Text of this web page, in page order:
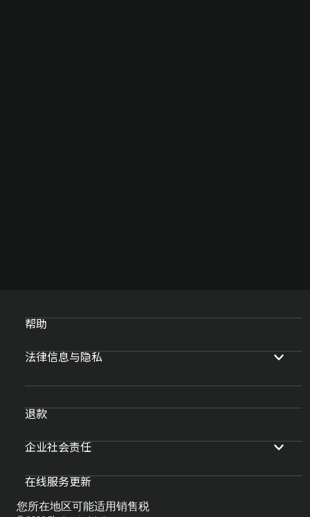
帮助
法律信息与隐私
退款
企业社会责任
在线服务更新
您所在地区可能适用销售税